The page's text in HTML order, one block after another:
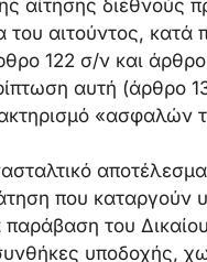
αίτησης διεθνούς
του αιτούντος,
122 σ/ν και
αυτή (άρθρο
«ασφαλών
που
παράβαση του
υποδοχής,